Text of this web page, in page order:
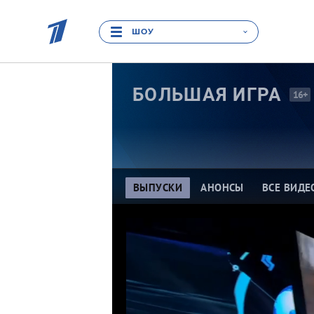
ШОУ
БОЛЬШАЯ ИГРА 16+
ВЫПУСКИ АНОНСЫ ВСЕ